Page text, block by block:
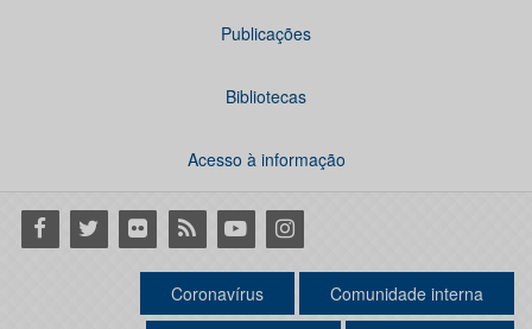
Publicações
Bibliotecas
Acesso à informação
Facebook
Twitter Flickr RSS YoutubeInstagram
Coronavírus Comunidade interna